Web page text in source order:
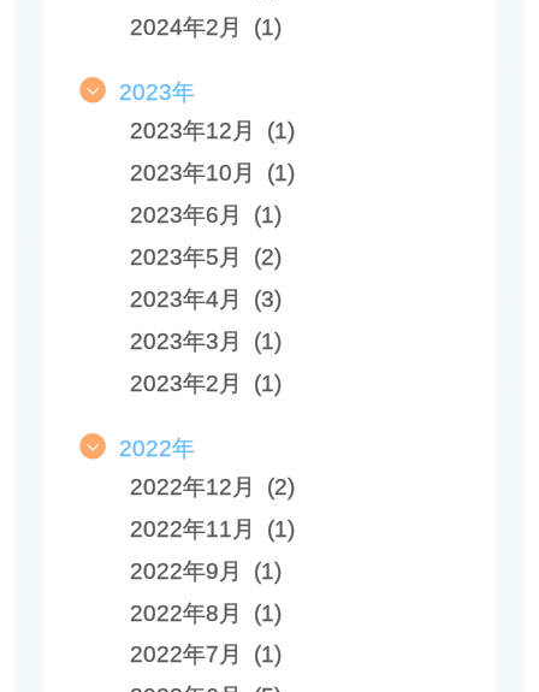
2024年2月 (1)
2023年
2023年12月 (1)
2023年10月 (1)
2023年6月 (1)
2023年5月 (2)
2023年4月 (3)
2023年3月 (1)
2023年2月 (1)
2022年
2022年12月 (2)
2022年11月 (1)
2022年9月 (1)
2022年8月 (1)
2022年7月 (1)